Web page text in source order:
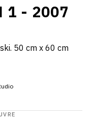
1 - 2007
50 cm x 60 cm